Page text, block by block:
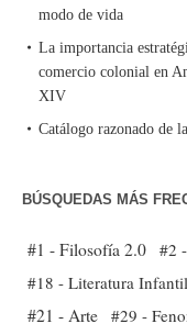
modo de vida
La importancia
comercio colonial en
XIV
Catálogo razonado de
BÚSQUEDAS MÁS
#1 - Filosofía 2.0 #2
#18 - Literatura Infantil
#21 - Arte #29 -